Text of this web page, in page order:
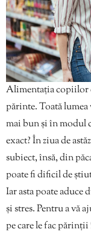
Alimentația copiilor
părinte. Toată lumea
mai bun și în modul
exact? În ziua de
subiect, însă, din
poate fi dificil de
Iar asta poate aduce
și stres. Pentru a vă
pe care le fac